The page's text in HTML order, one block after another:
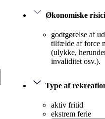
Økonomiske risici
godtgørelse af
tilfælde af force
(ulykke,
invaliditet osv.).
Type af
aktiv fritid
ekstrem ferie